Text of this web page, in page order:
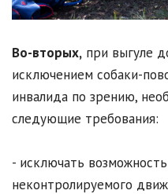
Во-вторых, при выгуле
исключением собаки-
инвалида по зрению,
следующие требования:
- исключать
неконтролируемого